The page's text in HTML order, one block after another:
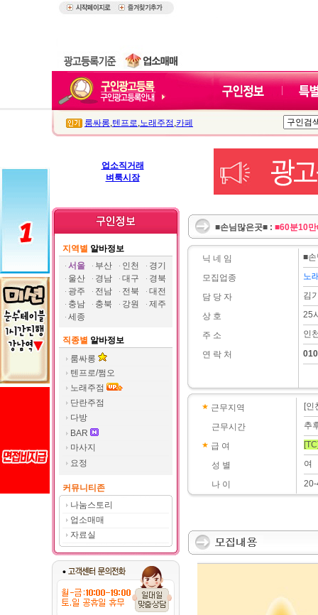
룸싸롱,텐프로,노래주점 ,카페
업소직거래
벼룩시장
지역별 알바정보
서울
부산 인천
경기
울산
경남 대구
경북
광주
전남 전북
대전
충남
충북 강원
제주
세종
직종별 알바정보
룸싸롱
텐프로/쩜오
노래주점
단란주점
다방
BAR
마사지
요정
커뮤니티존
나눔스토리
업소매매
자료실
■손님많은곳■ : ■60분10
닉 네 임
모집업종
담 당 자
상 호
주 소
연 락 처
■
노
김
25
인
근무지역
근무시간
급 여
성 별
나 이
[인
추
여